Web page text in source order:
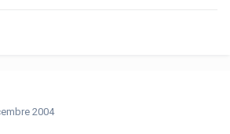
2004